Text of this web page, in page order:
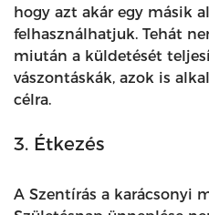
hogy azt akár egy másik
felhasználhatjuk. Tehát
miután a küldetését
vászontáskák, azok is
célra.
3. Étkezés
A Szentírás a karácsonyi